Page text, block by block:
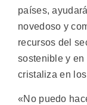
países,
novedoso y
recursos del
sostenible y en
cristaliza en
«No puedo